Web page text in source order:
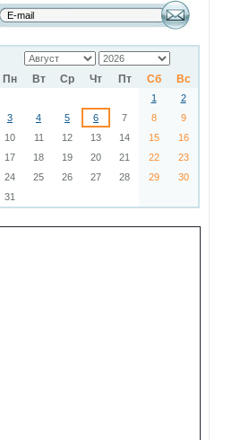
Пн Вт Ср Чт Пт Сб Вс
1
2
3
4 5 6 7 8
9
10
11 12 13 14 15
16
17
18 19 20 21 22
23
24
25 26 27 28 29
30
31